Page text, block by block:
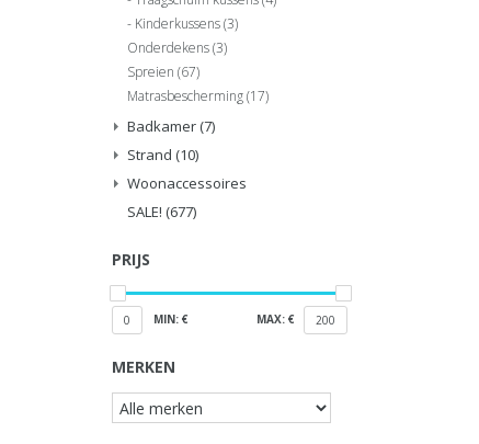
Kinderkussens(3)
Onderdekens(3)
Spreien (67)
Matrasbescherming(17)
Badkamer (7)
Strand (10)
Woonaccessoires
SALE! (677)
PRIJS
0 MIN: € MAX: € 200
MERKEN